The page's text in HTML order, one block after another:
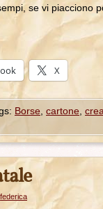
se vi piacciono
Ciao
X
Borse cartone
federica